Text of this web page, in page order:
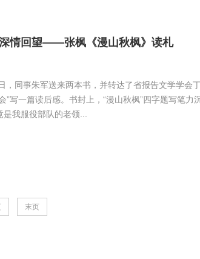
情回望——张枫《漫山秋枫》读札
，同事朱军送来两本书，并转达了省报告文学学会
”写一篇读后感。书封上，“漫山秋枫”四字题写笔
我服役部队的老领...
末页